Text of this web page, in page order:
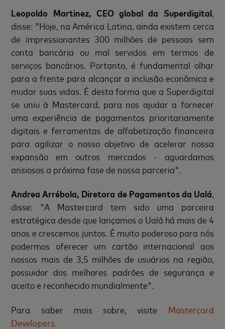
Leopoldo Martinez, CEO global da Superdigital,
disse: "Hoje, na América Latina, ainda existem cerca
de impressionantes 300 milhões de pessoas sem
conta bancária ou mal servidos em termos de
serviços bancários. Portanto, é fundamental olhar
para a frente para alcançar a inclusão econômica e
mudar suas vidas. É desta forma que a Superdigital
se uniu à Mastercard, para nos ajudar a fornecer
uma experiência de pagamentos prioritariamente
digitais e ferramentas de alfabetização financeira
para agilizar o nosso objetivo de acelerar nossa
expansão em outros mercados - aguardamos
ansiosos a próxima fase de nossa parceria".
Andrea Arrébola, Diretora de Pagamentos da Ualá,
disse: "A Mastercard tem sido uma parceira
estratégica desde que lançamos o Ualá há mais de 4
anos e crescemos juntos. É muito poderoso para nós
podermos oferecer um cartão internacional aos
nossos mais de 3,5 milhões de usuários na região,
possuidor dos melhores padrões de segurança e
aceito e reconhecido mundialmente".
Para saber mais sobre, visite Mastercard
Developers.